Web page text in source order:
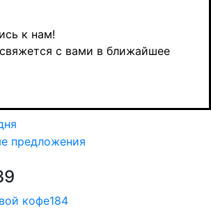
к нам!
с вами в ближайшее
1000 гр
предложения
кофе184